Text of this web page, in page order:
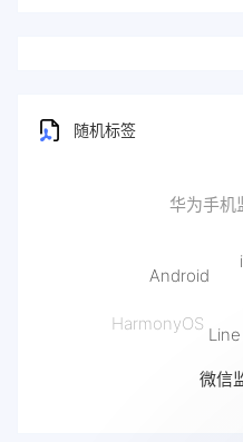
随机标签
抖音监控
HarmonyOS
微信